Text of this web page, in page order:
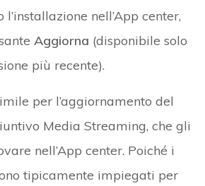
nell’App center,
Aggiorna (disponibile solo
più recente).
per l’aggiornamento del
Media Streaming, che gli
nell’App center. Poiché i
tipicamente impiegati per